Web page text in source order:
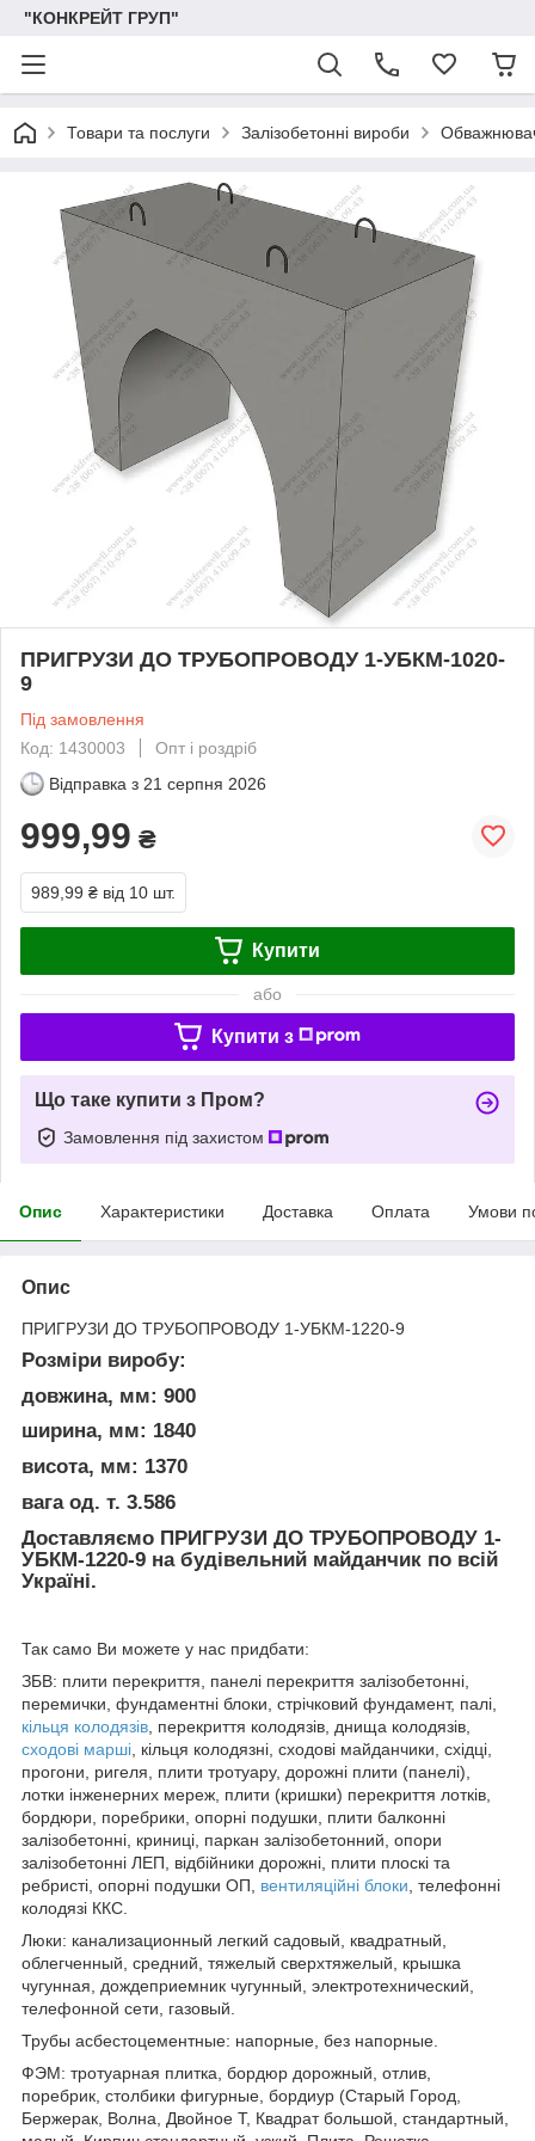
"КОНКРЕЙТ ГРУП"
Товари та послуги Залізобетонні вироби
ПРИГРУЗИ ДО ТРУБОПРОВОДУ 1-УБКМ-1020-
9
Під замовлення
Код: 1430003
Опт і роздріб
Відправка з 21 серпня 2026
999,99 ₴
989,99 ₴ від 10 шт.
Купити
або
Купити з
Що таке купити з Пром?
Замовлення під захистом
Опис Характеристики Доставка Оплата Умови
Опис
ПРИГРУЗИ ДО ТРУБОПРОВОДУ 1-УБКМ-1220-9
Розміри виробу:
довжина, мм: 900
ширина, мм: 1840
висота, мм: 1370
вага од. т. 3.586
Доставляємо ПРИГРУЗИ ДО ТРУБОПРОВОДУ 1-
УБКМ-1220-9 на будівельний майданчик по всій
Україні.
Так само Ви можете у нас придбати:
ЗБВ: плити перекриття, панелі перекриття залізобетонні,
перемички, фундаментні блоки, стрічковий фундамент, палі,
кільця колодязів, перекриття колодязів, днища колодязів,
сходові марші, кільця колодязні, сходові майданчики, східці,
прогони, ригеля, плити тротуару, дорожні плити (панелі),
лотки інженерних мереж, плити (кришки) перекриття лотків,
бордюри, поребрики, опорні подушки, плити балконні
залізобетонні, криниці, паркан залізобетонний, опори
залізобетонні ЛЕП, відбійники дорожні, плити плоскі та
ребристі, опорні подушки ОП, вентиляційні блоки, телефонні
колодязі ККС.
Люки: канализационный легкий садовый, квадратный,
облегченный, средний, тяжелый сверхтяжелый, крышка
чугунная, дождеприемник чугунный, электротехнический,
телефонной сети, газовый.
Трубы асбестоцементные: напорные, без напорные.
ФЭМ: тротуарная плитка, бордюр дорожный, отлив,
поребрик, столбики фигурные, бордиур (Старый Город,
Бержерак, Волна, Двойное Т, Квадрат большой, стандартный,